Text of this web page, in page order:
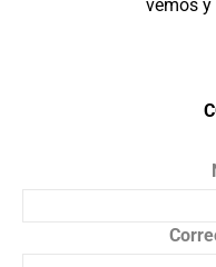
vemos